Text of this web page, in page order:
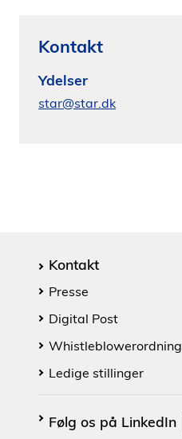
Kontakt
Ydelser
star@star.dk
Kontakt
Presse
Digital Post
Whistleblowerordning
Ledige stillinger
Følg os på LinkedIn